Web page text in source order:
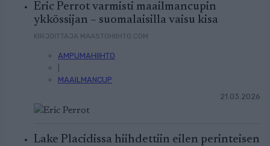
Eric Perrot varmisti maailmancupin
ykkössijan – suomalaisilla vaisu kisa
KIRJOITTAJA MAASTOHIIHTO.COM
AMPUMAHIIHTO
MAAILMANCUP
21.03.2026
Lake Placidissa hiihdettiin eilen perinteisen